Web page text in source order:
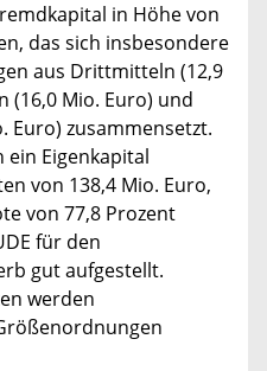
in Höhe von
das sich insbesondere
aus Drittmitteln (12,9
(16,0 Mio. Euro) und
Euro) zusammensetzt.
ein Eigenkapital
von 138,4 Mio. Euro,
von 77,8 Prozent
für den
gut aufgestellt.
werden